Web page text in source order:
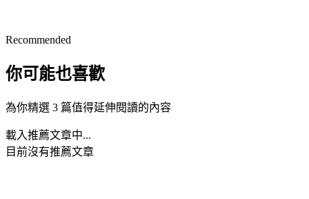
Recommended
你可能也喜歡
為你精選 3 篇值得延伸閱讀的內容
載入推薦文章中...
目前沒有推薦文章